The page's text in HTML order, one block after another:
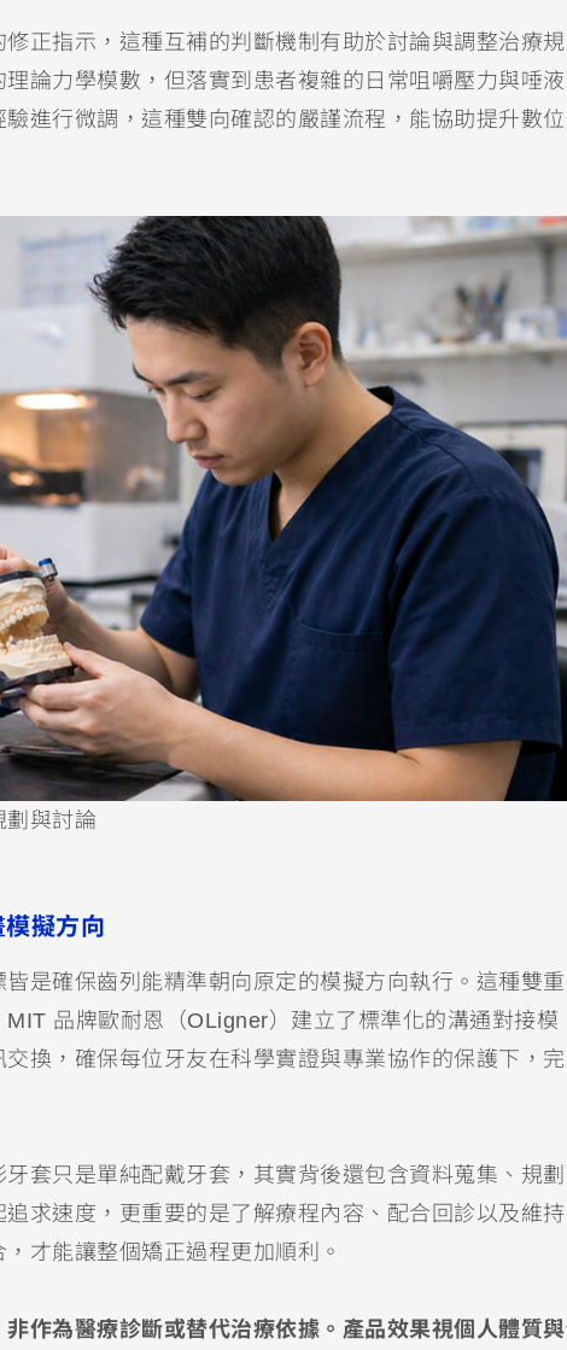
正指示，這種互補的判斷機制有助於討論與調整治療規
論力學模數，但落實到患者複雜的日常咀嚼壓力與唾
進行微調，這種雙向確認的嚴謹流程，能協助提升數
劃與討論
擬方向
是確保齒列能精準朝向原定的模擬方向執行。這種雙
品牌歐耐恩（OLigner）建立了標準化的溝通對接模
換，確保每位牙友在科學實證與專業協作的保護下，
套只是單純配戴牙套，其實背後還包含資料蒐集、規
求速度，更重要的是了解療程內容、配合回診以及維
才能讓整個矯正過程更加順利。
作為醫療診斷或替代治療依據。產品效果視個人體質